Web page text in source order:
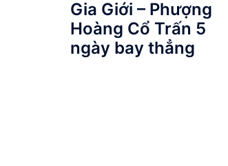
Gia Giới – Phượng
Hoàng Cổ Trấn 5
ngày bay thẳng